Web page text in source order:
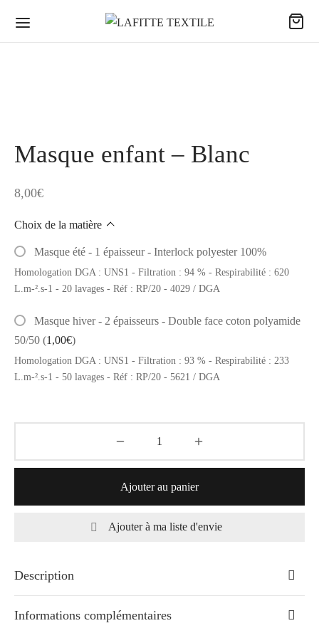
Masque enfant – Blanc
8,00€
Choix de la matière
Masque été - 1 épaisseur - Interlock polyester 100%
Homologation DGA : UNS1 - Filtration : 94 % - Respirabilité : 620
L.m-².s-1 - 20 lavages - Réf : RP/20 - 4029 / DGA
Masque hiver - 2 épaisseurs - Double face coton polyamide
50/50 (1,00€)
Homologation DGA : UNS1 - Filtration : 93 % - Respirabilité : 233
L.m-².s-1 - 50 lavages - Réf : RP/20 - 5621 / DGA
Ajouter au panier
Ajouter à ma liste d'envie
Description
Informations complémentaires